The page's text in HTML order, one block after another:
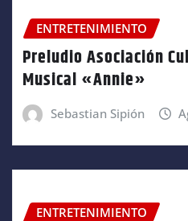
ENTRETENIMIENTO
Preludio Asociación
Musical «Annie»
Sebastian Sipión
ENTRETENIMIENTO